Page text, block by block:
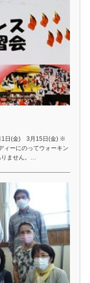
1日(金) 3月15日(金) ※
ィーにのってウォーキン
ません。…